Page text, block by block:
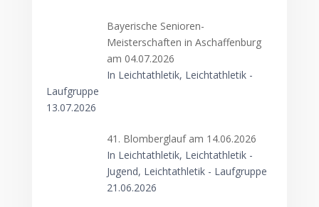
Bayerische Senioren-
Meisterschaften in Aschaffenburg
am 04.07.2026
In Leichtathletik, Leichtathletik -
Laufgruppe
13.07.2026
41. Blomberglauf am 14.06.2026
In Leichtathletik, Leichtathletik -
Jugend, Leichtathletik - Laufgruppe
21.06.2026